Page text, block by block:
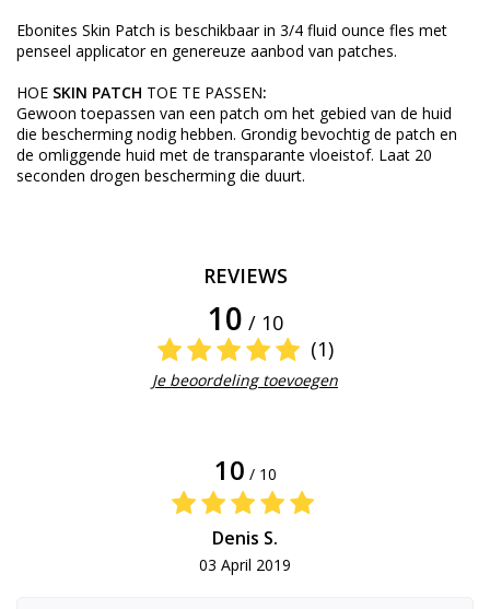
Ebonites Skin Patch is beschikbaar in 3/4 fluid ounce fles met
penseel applicator en genereuze aanbod van patches.
HOE SKIN PATCH TOE TE PASSEN:
Gewoon toepassen van een patch om het gebied van de huid
die bescherming nodig hebben. Grondig bevochtig de patch en
de omliggende huid met de transparante vloeistof. Laat 20
seconden drogen bescherming die duurt.
REVIEWS
10 / 10
(1)
Je beoordeling toevoegen
10 / 10
Denis S.
03 April 2019